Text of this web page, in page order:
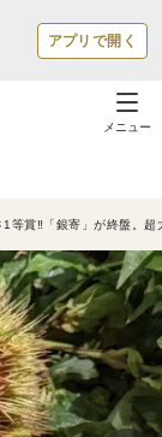
アプリで開く
メニュー
1等賞‼️「銀寄」が終盤。